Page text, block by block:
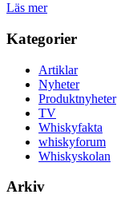
Läs mer
Kategorier
Artiklar
Nyheter
Produktnyheter
TV
Whiskyfakta
whiskyforum
Whiskyskolan
Arkiv